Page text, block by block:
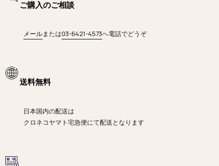
ご購入のご相談
メールまたは03-6421-4573へ電話でどうぞ
送料無料
日本国内の配送は
クロネコヤマト宅急便にて配送となります